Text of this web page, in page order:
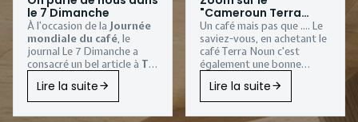
le 7 Dimanche
À l’occasion de la Journée
mondiale du café, le
journal Le 7 Dimanche a
consacré un bel article à Tip
torréfaction artisanale
installée àSombreffe
Une belle reconnaissance
Lire la suite
"Cameroun Terra
Noun"
Un café mais pas que .... Le
saviez-vous, en achetant le
café Terra Noun c'est
également une bonne
Lire la suite